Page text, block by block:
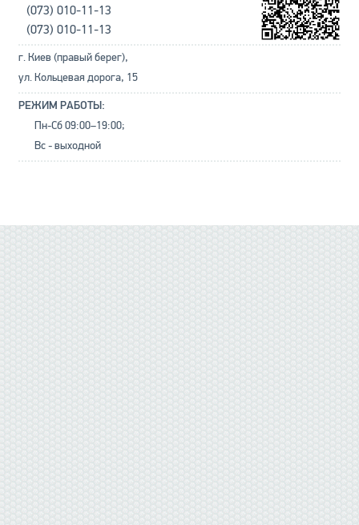
(073) 010-11-13
(073) 010-11-13
г. Киев (правый берег),
ул. Кольцевая дорога, 15
РЕЖИМ РАБОТЫ:
Пн-Сб 09:00–19:00;
Вс - выходной